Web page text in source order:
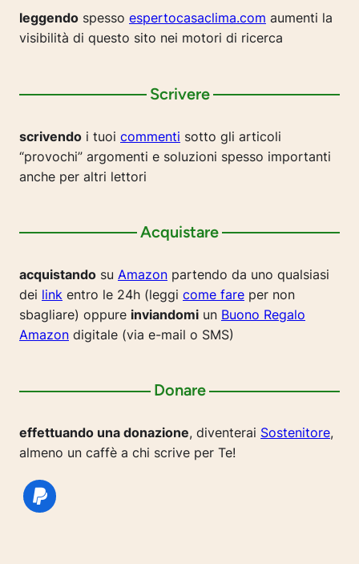
leggendo spesso espertocasaclima.com aumenti la
visibilità di questo sito nei motori di ricerca
Scrivere
scrivendo i tuoi commenti sotto gli articoli
“provochi” argomenti e soluzioni spesso importanti
anche per altri lettori
Acquistare
acquistando su Amazon partendo da uno qualsiasi
dei link entro le 24h (leggi come fare per non
sbagliare) oppure inviandomi un Buono Regalo
Amazon digitale (via e-mail o SMS)
Donare
effettuando una donazione, diventerai Sostenitore,
almeno un caffè a chi scrive per Te!